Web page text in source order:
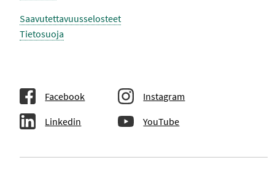
Saavutettavuusselosteet
Tietosuoja
Facebook Instagram
Linkedin YouTube